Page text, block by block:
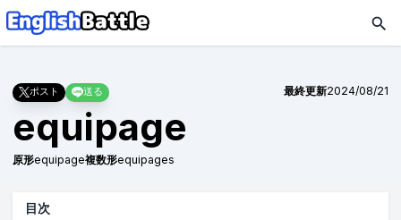
ポスト 送る 最終更新2024/08/21
equipage
原形equipage複数形equipages
目次